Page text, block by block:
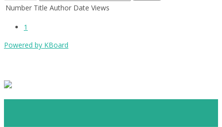
Number Title Author Date Views
1
Powered by KBoard